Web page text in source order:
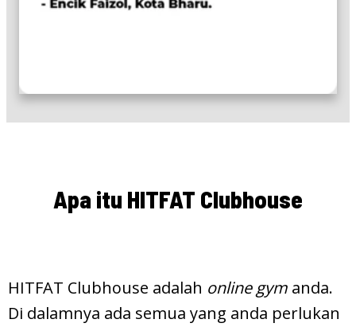
Apa itu HITFAT Clubhouse
HITFAT Clubhouse adalah online gym anda.
Di dalamnya ada semua yang anda perlukan